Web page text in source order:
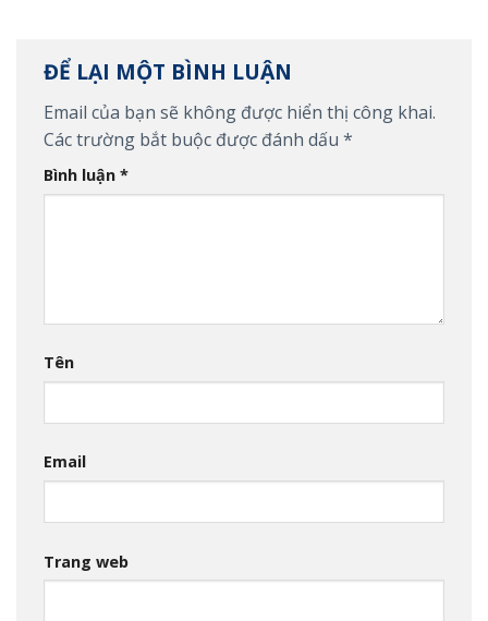
ĐỂ LẠI MỘT BÌNH LUẬN
Email của bạn sẽ không được hiển thị công khai.
Các trường bắt buộc được đánh dấu *
Bình luận *
Tên
Email
Trang web